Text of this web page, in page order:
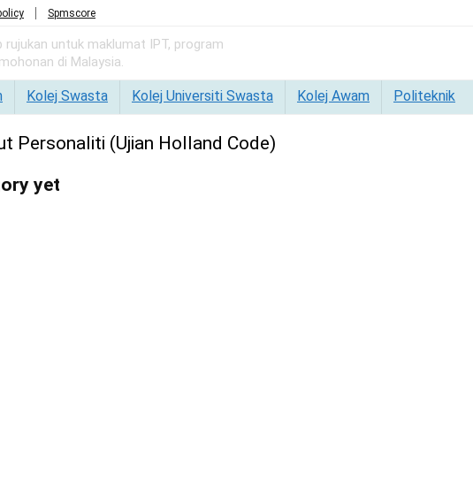
Spmscore
rujukan untuk maklumat IPT, program
di Malaysia.
Kolej Swasta Kolej Universiti Swasta Kolej Awam Politeknik
Personaliti (Ujian Holland Code)
yet